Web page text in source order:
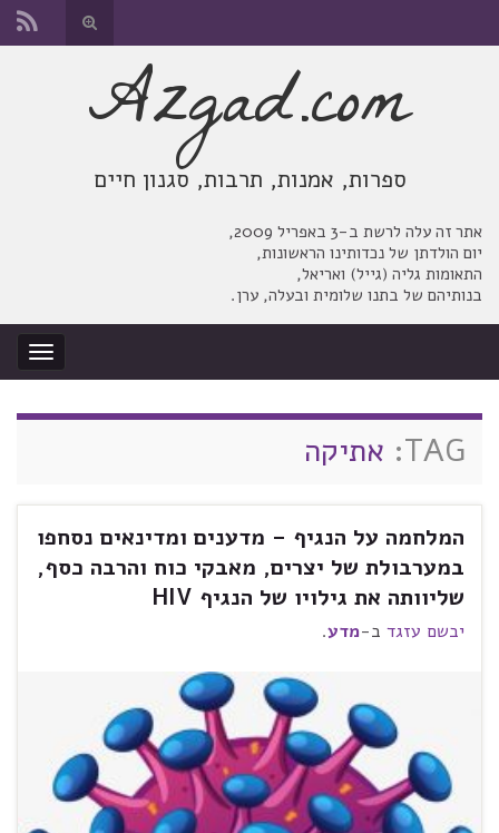
החלף
טופס
אתר זה עלה לרשת ב-3 באפריל 2009,
יום הולדתן של נכדותינו הראשונות,
התאומות גליה (גייל) ואריאל,
בנותיהם של בתנו שלומית ובעלה, ערן.
החלף
ניווט
Azgad.com
ספרות, אמנות, תרבות, סגנון חיים
TAG: אתיקה
המלחמה על הנגיף – מדענים ומדינאים נסחפו
במערבולת של יצרים, מאבקי כוח והרבה כסף,
שליוותה את גילויו של הנגיף HIV
יבשם עזגד ב-מדע.